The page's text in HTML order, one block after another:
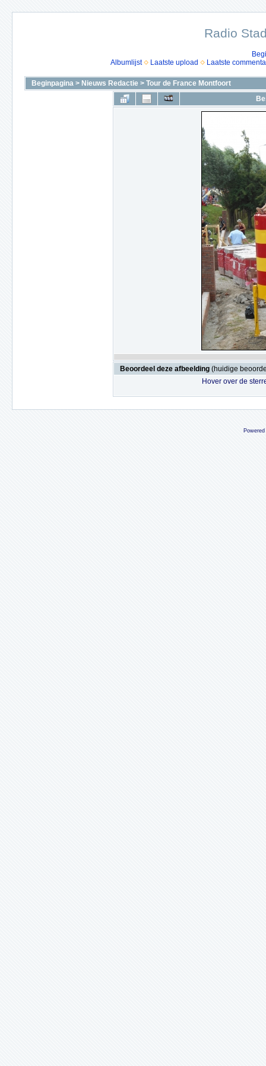
Radio
Albumlijst
Laatste upload Laatste
Beginpagina > Nieuws Redactie > Tour de France Montfoort
Beoordeel deze afbeelding (huidige
Hover over de